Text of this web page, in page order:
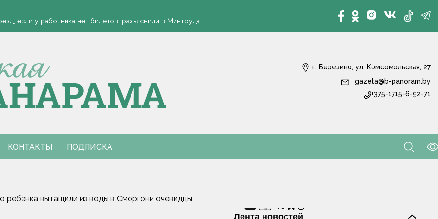
если у работника нет билетов, разъяснили в Минтруда
работников АПК
обязательна
Столинском районе
если у работника нет билетов, разъяснили в Минтруда
работников АПК
обязательна
Столинском районе
г. Березино, ул. Комсомольская, 27
gazeta@b-panoram.by
+375-1715-6-92-71
КОНТАКТЫ ПОДПИСКА
ребенка вытащили из воды в Сморгони очевидцы
Лента новостей